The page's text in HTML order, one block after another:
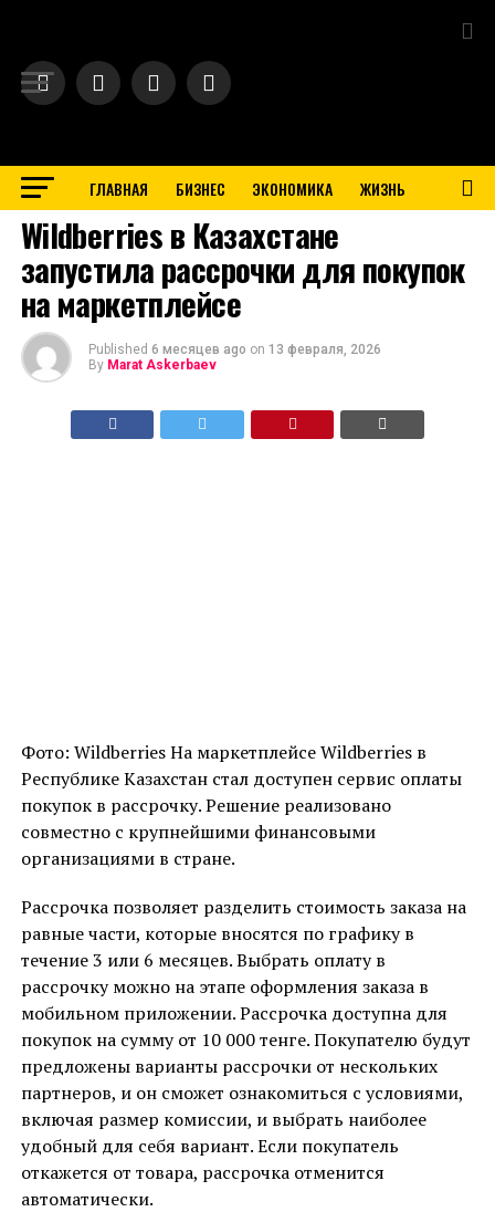
ГЛАВНАЯ БИЗНЕС ЭКОНОМИКА ЖИЗНЬ
BUSINESS
Wildberries в Казахстане
запустила рассрочки для покупок
на маркетплейсе
Published 6 месяцев ago on 13 февраля, 2026
By Marat Askerbaev
Фото: Wildberries На маркетплейсе Wildberries в
Республике Казахстан стал доступен сервис оплаты
покупок в рассрочку. Решение реализовано
совместно с крупнейшими финансовыми
организациями в стране.
Рассрочка позволяет разделить стоимость заказа на
равные части, которые вносятся по графику в
течение 3 или 6 месяцев. Выбрать оплату в
рассрочку можно на этапе оформления заказа в
мобильном приложении. Рассрочка доступна для
покупок на сумму от 10 000 тенге. Покупателю будут
предложены варианты рассрочки от нескольких
партнеров, и он сможет ознакомиться с условиями,
включая размер комиссии, и выбрать наиболее
удобный для себя вариант. Если покупатель
откажется от товара, рассрочка отменится
автоматически.